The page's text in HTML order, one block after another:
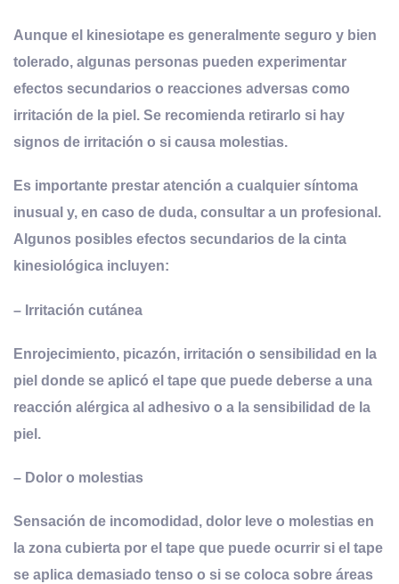
Aunque el kinesiotape es generalmente seguro y bien
tolerado, algunas personas pueden experimentar
efectos secundarios o reacciones adversas como
irritación de la piel. Se recomienda retirarlo si hay
signos de irritación o si causa molestias.
Es importante prestar atención a cualquier síntoma
inusual y, en caso de duda, consultar a un profesional.
Algunos posibles efectos secundarios de la cinta
kinesiológica incluyen:
– Irritación cutánea
Enrojecimiento, picazón, irritación o sensibilidad en la
piel donde se aplicó el tape que puede deberse a una
reacción alérgica al adhesivo o a la sensibilidad de la
piel.
– Dolor o molestias
Sensación de incomodidad, dolor leve o molestias en
la zona cubierta por el tape que puede ocurrir si el tape
se aplica demasiado tenso o si se coloca sobre áreas